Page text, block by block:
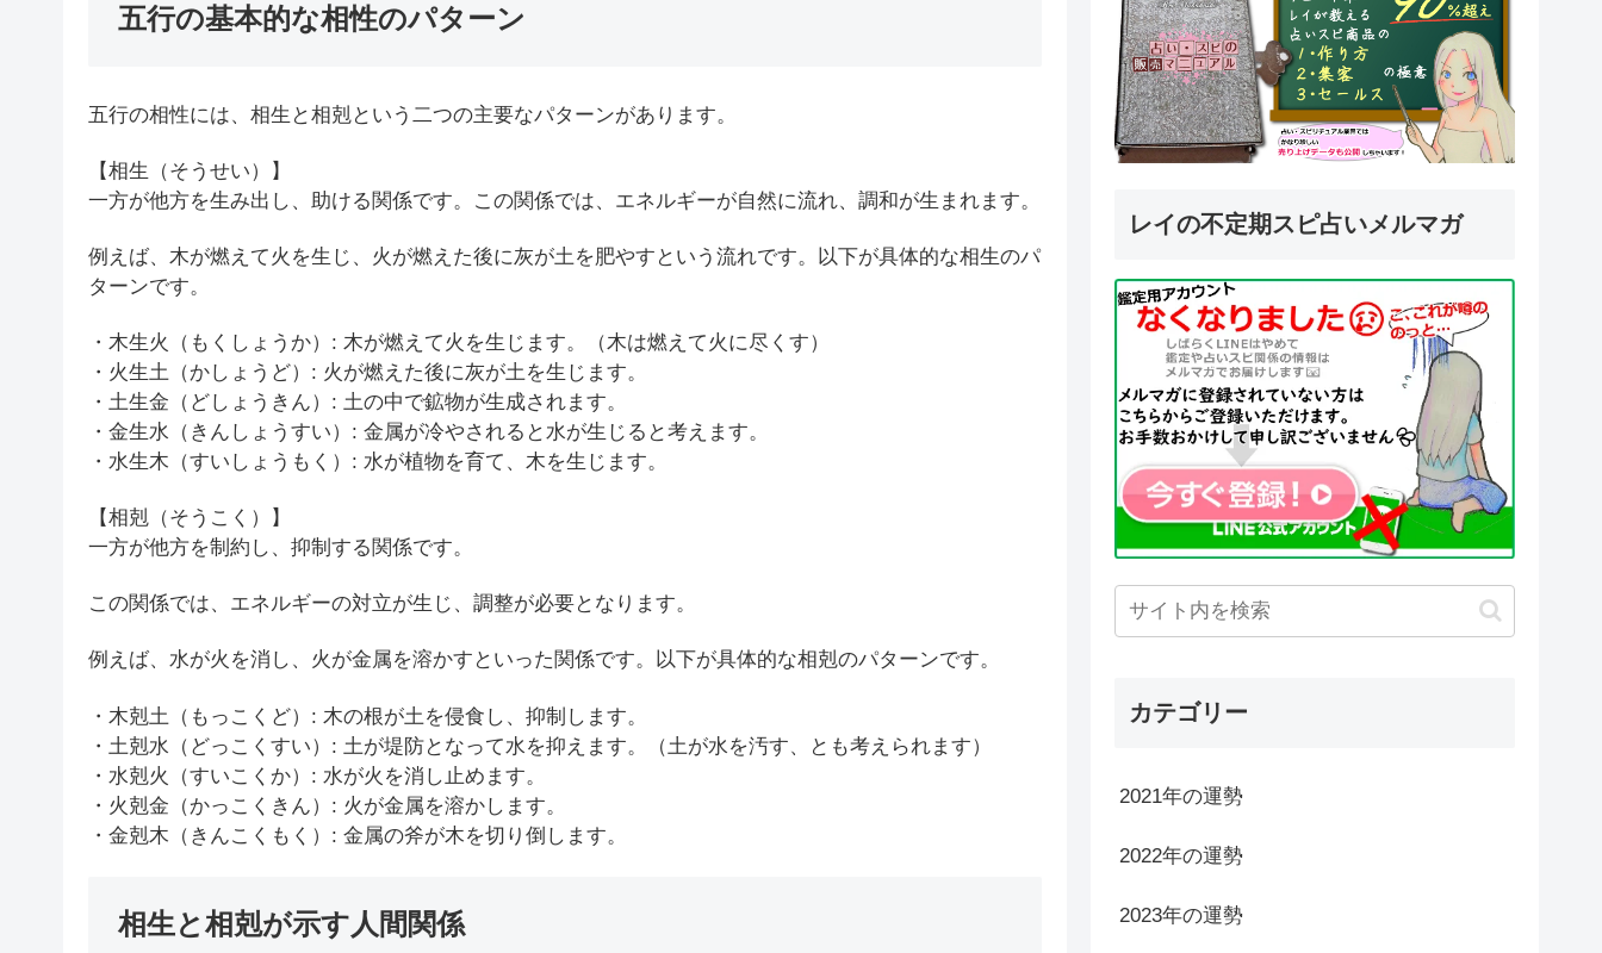
五行の基本的な相性のパターン
五行の相性には、相生と相剋という二つの主要なパターンがあります。
【相生（そうせい）】
一方が他方を生み出し、助ける関係です。この関係では、エネルギーが自然に流れ、調和が生まれます。
例えば、木が燃えて火を生じ、火が燃えた後に灰が土を肥やすという流れです。以下が具体的な相生のパ
ターンです。
・木生火（もくしょうか）: 木が燃えて火を生じます。（木は燃えて火に尽くす）
・火生土（かしょうど）: 火が燃えた後に灰が土を生じます。
・土生金（どしょうきん）: 土の中で鉱物が生成されます。
・金生水（きんしょうすい）: 金属が冷やされると水が生じると考えます。
・水生木（すいしょうもく）: 水が植物を育て、木を生じます。
【相剋（そうこく）】
一方が他方を制約し、抑制する関係です。
この関係では、エネルギーの対立が生じ、調整が必要となります。
例えば、水が火を消し、火が金属を溶かすといった関係です。以下が具体的な相剋のパターンです。
・木剋土（もっこくど）: 木の根が土を侵食し、抑制します。
・土剋水（どっこくすい）: 土が堤防となって水を抑えます。（土が水を汚す、とも考えられます）
・水剋火（すいこくか）: 水が火を消し止めます。
・火剋金（かっこくきん）: 火が金属を溶かします。
・金剋木（きんこくもく）: 金属の斧が木を切り倒します。
相生と相剋が示す人間関係
レイの不定期スピ占いメルマガ
カテゴリー
2021年の運勢
2022年の運勢
2023年の運勢